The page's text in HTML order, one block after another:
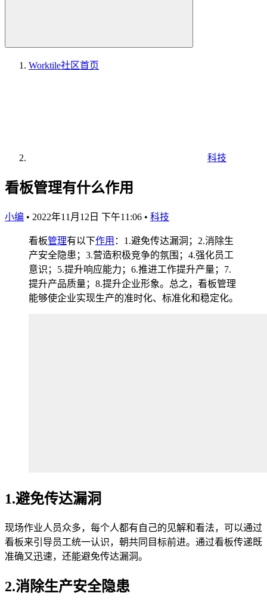
Worktile社区首页
科技
看板管理有什么作用
小编 • 2022年11月12日 下午11:06 • 科技
看板管理有以下作用 ：1.避免传达漏洞；2.消除生
产安全隐患；3.营造积极竞争的氛围；4.强化员工
意识；5.提升响应能力；6.推进工作提升产量；7.
提升产品质量；8.提升企业形象。总之，看板管理
能够使企业实现生产的准时化、标准化和稳定化。
1.避免传达漏洞
现场作业人员众多，每个人都有自己的见解和看法，可以通过
看板来引导员工统一认识，朝共同目标前进。通过看板传递既
准确又迅速，还能避免传达漏洞。
2.消除生产安全隐患